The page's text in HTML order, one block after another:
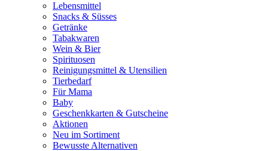
Lebensmittel
Snacks & Süsses
Getränke
Tabakwaren
Wein & Bier
Spirituosen
Reinigungsmittel & Utensilien
Tierbedarf
Für Mama
Baby
Geschenkkarten & Gutscheine
Aktionen
Neu im Sortiment
Bewusste Alternativen